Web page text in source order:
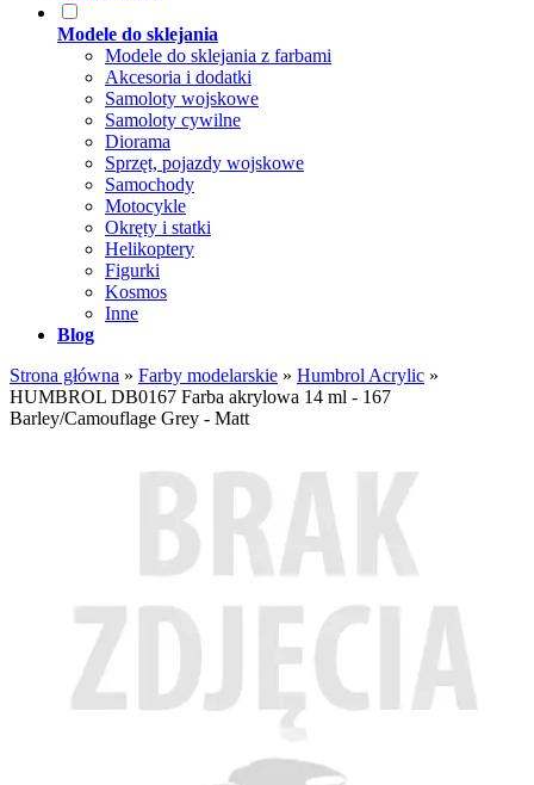
Modele do sklejania
Modele do sklejania z farbami
Akcesoria i dodatki
Samoloty wojskowe
Samoloty cywilne
Diorama
Sprzęt, pojazdy wojskowe
Samochody
Motocykle
Okręty i statki
Helikoptery
Figurki
Kosmos
Inne
Blog
Strona główna » Farby modelarskie » Humbrol Acrylic »
HUMBROL DB0167 Farba akrylowa 14 ml - 167
Barley/Camouflage Grey - Matt